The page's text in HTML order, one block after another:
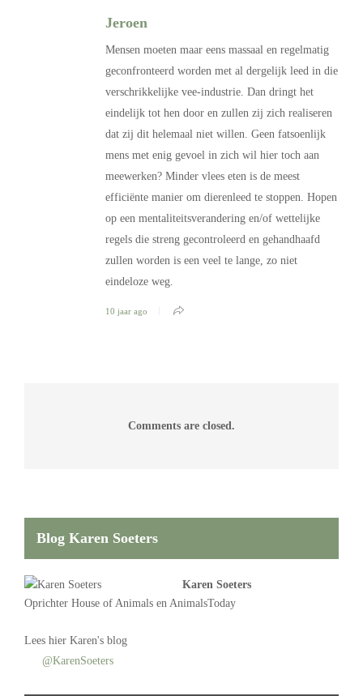
Jeroen
Mensen moeten maar eens massaal en regelmatig
geconfronteerd worden met al dergelijk leed in die
verschrikkelijke vee-industrie. Dan dringt het
eindelijk tot hen door en zullen zij zich realiseren
dat zij dit helemaal niet willen. Geen fatsoenlijk
mens met enig gevoel in zich wil hier toch aan
meewerken? Minder vlees eten is de meest
efficiënte manier om dierenleed te stoppen. Hopen
op een mentaliteitsverandering en/of wettelijke
regels die streng gecontroleerd en gehandhaafd
zullen worden is een veel te lange, zo niet
eindeloze weg.
10 jaar ago
Comments are closed.
Blog Karen Soeters
Karen Soeters
Oprichter House of Animals en AnimalsToday
Lees hier Karen's blog
@KarenSoeters